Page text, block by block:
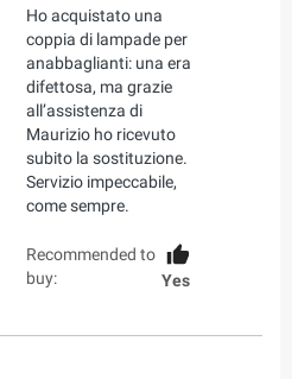
Ho acquistato una
coppia di lampade per
anabbaglianti: una era
difettosa, ma grazie
all’assistenza di
Maurizio ho ricevuto
subito la sostituzione.
Servizio impeccabile,
come sempre.
Recommended to
buy:
Yes